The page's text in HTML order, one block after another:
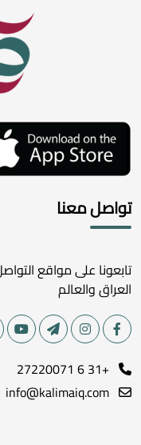
تواصل معنا
تابعونا على مواقع
العراق والعالم
+31 6 27220071
info@kalimaiq.com